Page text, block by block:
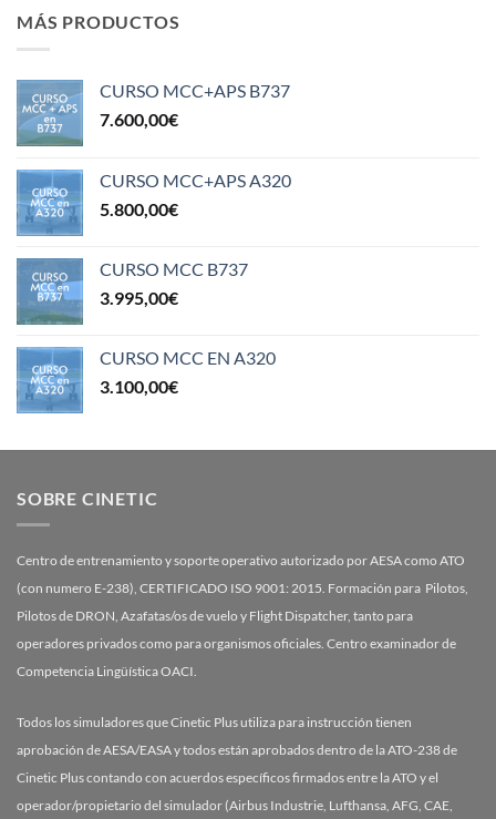
MÁS PRODUCTOS
CURSO MCC+APS B737
7.600,00€
CURSO MCC+APS A320
5.800,00€
CURSO MCC B737
3.995,00€
CURSO MCC EN A320
3.100,00€
SOBRE CINETIC
Centro de entrenamiento y soporte operativo autorizado por AESA como ATO
(con numero E-238), CERTIFICADO ISO 9001: 2015. Formación para Pilotos,
Pilotos de DRON, Azafatas/os de vuelo y Flight Dispatcher, tanto para
operadores privados como para organismos oficiales. Centro examinador de
Competencia Lingüística OACI.
Todos los simuladores que Cinetic Plus utiliza para instrucción tienen
aprobación de AESA/EASA y todos están aprobados dentro de la ATO-238 de
Cinetic Plus contando con acuerdos específicos firmados entre la ATO y el
operador/propietario del simulador (Airbus Industrie, Lufthansa, AFG, CAE,